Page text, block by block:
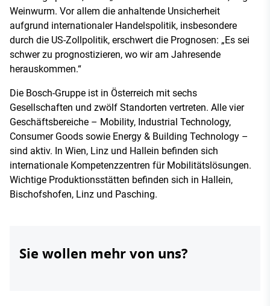
Weinwurm. Vor allem die anhaltende Unsicherheit
aufgrund internationaler Handelspolitik, insbesondere
durch die US-Zollpolitik, erschwert die Prognosen: „Es sei
schwer zu prognostizieren, wo wir am Jahresende
herauskommen.“
Die Bosch-Gruppe ist in Österreich mit sechs
Gesellschaften und zwölf Standorten vertreten. Alle vier
Geschäftsbereiche – Mobility, Industrial Technology,
Consumer Goods sowie Energy & Building Technology –
sind aktiv. In Wien, Linz und Hallein befinden sich
internationale Kompetenzzentren für Mobilitätslösungen.
Wichtige Produktionsstätten befinden sich in Hallein,
Bischofshofen, Linz und Pasching.
Sie wollen mehr von uns?